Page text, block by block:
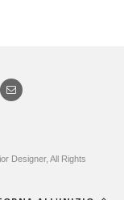
Designer, All Rights